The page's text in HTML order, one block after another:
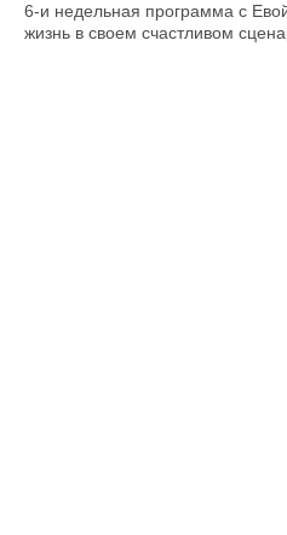
6-и недельная программа с
жизнь в своем счастливом